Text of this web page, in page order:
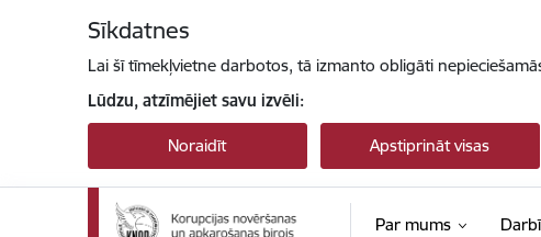
Sīkdatnes
Lai šī tīmekļvietne darbotos, tā izmanto obligāti
Lūdzu, atzīmējiet savu izvēli:
Noraidīt Apstiprināt visas
Par mums